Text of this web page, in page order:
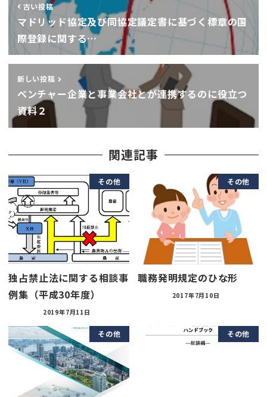
古い投稿
マドリッド協定及び同協定議定書に基づく標章の国
際登録に関する…
新しい投稿
ベンチャー企業と事業会社とが連携するのに役立つ
資料２
関連記事
その他
独占禁止法に関する相談事
例集（平成30年度）
2019年7月11日
その他
職務発明規定のひな形
2017年7月10日
その他 その他